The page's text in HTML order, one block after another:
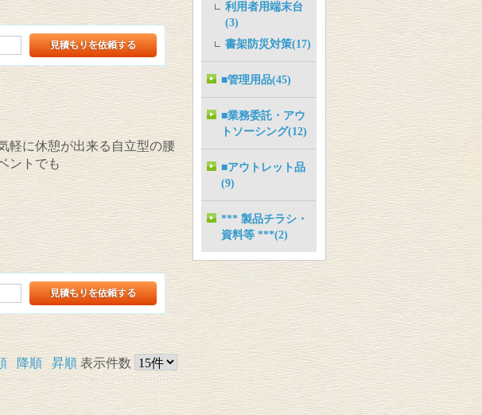
軽に休憩が出来る自立型の腰
ントでも
降順 昇順 表示件数
利用者用端末台
(3)
書架防災対策(17)
■管理用品(45)
■業務委託・アウ
トソーシング(12)
■アウトレット品
(9)
*** 製品チラシ・
資料等 ***(2)